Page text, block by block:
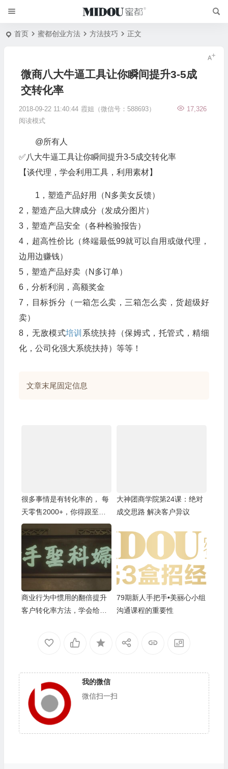
首页 蜜都创业方法 方法技巧 正文
微商八大牛逼工具让你瞬间提升3-5成
交转化率
2018-09-22 11:40:44 霞姐（微信号：588693）
17,326
阅读模式
@所有人
✅八大牛逼工具让你瞬间提升3-5成交转化率
【谈代理，学会利用工具，利用素材】
1，塑造产品好用（N多美女反馈）
2，塑造产品大牌成分（发成分图片）
3，塑造产品安全（各种检验报告）
4，超高性价比（终端最低99就可以自用或做代理，
边用边赚钱）
5，塑造产品好卖（N多订单）
6，分析利润，高额奖金
7，目标拆分（一箱怎么卖，三箱怎么卖，货超级好
卖）
8，无敌模式培训 系统扶持（保姆式，托管式，精细
化，公司化强大系统扶持）等等！
文章末尾固定信息
很多事情是有转化率的， 每
天零售2000+，你得跟至少
三五十人产生深入沟通，收
入跟你有方向有方法的努力
成正比
大神团商学院第24课：绝对
成交思路 解决客户异议
商业行为中惯用的翻倍提升
客户转化率方法，学会给自
79期新人手把手•美丽心小组
沟通课程的重要性
我的微信
微信扫一扫